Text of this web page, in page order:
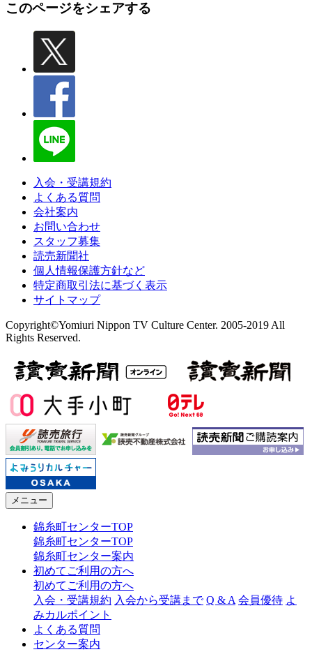
このページをシェアする
入会・受講規約
よくある質問
会社案内
お問い合わせ
スタッフ募集
読売新聞社
個人情報保護方針など
特定商取引法に基づく表示
サイトマップ
Copyright©Yomiuri Nippon TV Culture Center. 2005-2019 All
Rights Reserved.
メニュー
錦糸町センターTOP
錦糸町センターTOP
錦糸町センター案内
初めてご利用の方へ
初めてご利用の方へ
入会・受講規約 入会から受講まで Q & A 会員優待 よ
みカルポイント
よくある質問
センター案内